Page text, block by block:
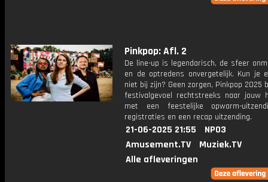
Pinkpop: Afl. 2
De line-up is legendarisch, de sfeer
en de optredens onvergetelijk. Kun je
niet bij zijn? Geen zorgen, Pinkpop 2025
festivalgevoel rechtstreeks naar jouw
met een feestelijke opwarm-
registraties en een recap uitzending.
21-06-2025 21:55
NPO3
Amusement.TV
Muziek.TV
Alle afleveringen